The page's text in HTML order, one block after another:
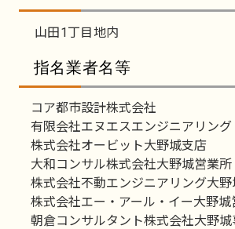
山田1丁目地内
指名業者名等
コア都市設計株式会社
有限会社エヌエスエンジニアリング
株式会社オービット大野城支店
大和コンサル株式会社大野城営業所
株式会社不動エンジニアリング大野
株式会社エー・アール・イー大野城
朝倉コンサルタント株式会社大野城